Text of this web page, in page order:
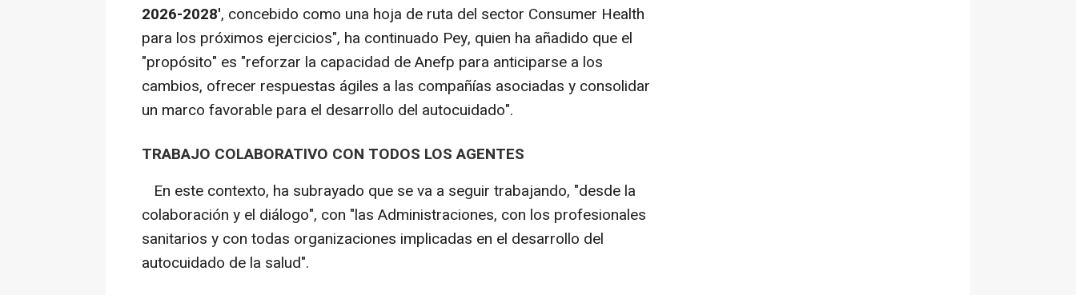
2026-2028', concebido como una hoja de ruta del sector Consumer Health
para los próximos ejercicios", ha continuado Pey, quien ha añadido que el
"propósito" es "reforzar la capacidad de Anefp para anticiparse a los
cambios, ofrecer respuestas ágiles a las compañías asociadas y consolidar
un marco favorable para el desarrollo del autocuidado".
TRABAJO COLABORATIVO CON TODOS LOS AGENTES
En este contexto, ha subrayado que se va a seguir trabajando, "desde la
colaboración y el diálogo", con "las Administraciones, con los profesionales
sanitarios y con todas organizaciones implicadas en el desarrollo del
autocuidado de la salud".